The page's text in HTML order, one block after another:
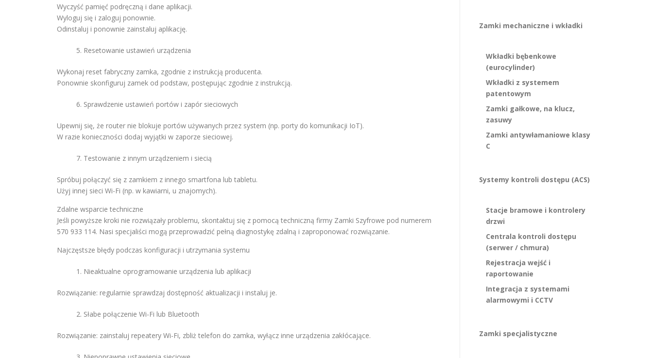
Wyczyść pamięć podręczną i dane aplikacji.
Wyloguj się i zaloguj ponownie.
Odinstaluj i ponownie zainstaluj aplikację.
Resetowanie ustawień urządzenia
Wykonaj reset fabryczny zamka, zgodnie z instrukcją producenta.
Ponownie skonfiguruj zamek od podstaw, postępując zgodnie z instrukcją.
Sprawdzenie ustawień portów i zapór sieciowych
Upewnij się, że router nie blokuje portów używanych przez system (np. porty do komunikacji IoT).
W razie konieczności dodaj wyjątki w zaporze sieciowej.
Testowanie z innym urządzeniem i siecią
Spróbuj połączyć się z zamkiem z innego smartfona lub tabletu.
Użyj innej sieci Wi-Fi (np. w kawiarni, u znajomych).
Zdalne wsparcie techniczne
Jeśli powyższe kroki nie rozwiązały problemu, skontaktuj się z pomocą techniczną firmy Zamki Szyfrowe pod numerem
570 933 114. Nasi specjaliści mogą przeprowadzić pełną diagnostykę zdalną i zaproponować rozwiązanie.
Najczęstsze błędy podczas konfiguracji i utrzymania systemu
Nieaktualne oprogramowanie urządzenia lub aplikacji
Rozwiązanie: regularnie sprawdzaj dostępność aktualizacji i instaluj je.
Słabe połączenie Wi-Fi lub Bluetooth
Rozwiązanie: zainstaluj repeatery Wi-Fi, zbliż telefon do zamka, wyłącz inne urządzenia zakłócające.
Zamki mechaniczne i wkładki
Wkładki bębenkowe
(eurocylinder)
Wkładki z systemem
patentowym
Zamki gałkowe, na klucz,
zasuwy
Zamki antywłamaniowe klasy
C
Systemy kontroli dostępu (ACS)
Stacje bramowe i kontrolery
drzwi
Centrala kontroli dostępu
(serwer / chmura)
Rejestracja wejść i
raportowanie
Integracja z systemami
alarmowymi i CCTV
Zamki specjalistyczne